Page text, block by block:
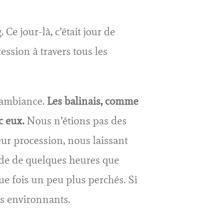
jour-là, c’était jour de
à travers tous les
Les balinais, comme
eux. Nous n’étions pas des
procession, nous laissant
de quelques heures que
fois un peu plus perchés. Si
environnants.